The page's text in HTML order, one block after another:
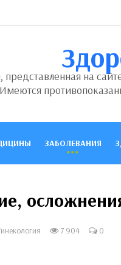
на
Имеются
ЗАБОЛЕВАНИЯ
7 904 0